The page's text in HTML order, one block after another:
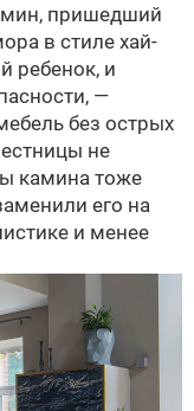
пришедший
в стиле хай-
ребенок, и
—
без острых
не
камина тоже
его на
и менее